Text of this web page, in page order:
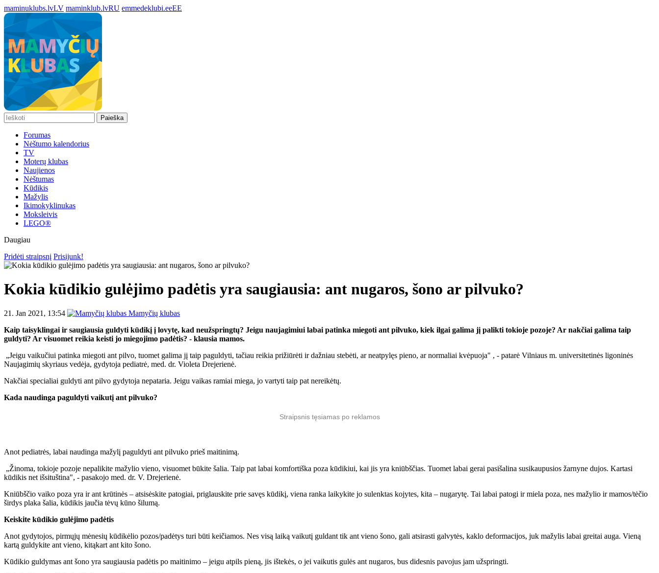
maminuklubs.lvLV maminklub.lvRU emmedeklubi.eeEE
Paieška
Forumas
Nėštumo kalendorius
TV
Moterų klubas
Naujienos
Nėštumas
Kūdikis
Mažylis
Ikimokyklinukas
Moksleivis
LEGO®
Daugiau
Pridėti straipsnį Prisijunk!
Kokia kūdikio gulėjimo padėtis yra saugiausia: ant nugaros, šono ar pilvuko?
21. Jan 2021, 13:54
Mamyčių klubas
Kaip taisyklingai ir saugiausia guldyti kūdikį į lovytę, kad neužspringtų? Jeigu naujagimiui labai patinka miegoti ant pilvuko, kiek ilgai galima jį palikti tokioje pozoje? Ar nakčiai galima taip
guldyti? Ar visuomet reikia keisti jo miegojimo padėtis? - klausia mamos.
„Jeigu vaikučiui patinka miegoti ant pilvo, tuomet galima jį taip paguldyti, tačiau reikia prižiūrėti ir dažniau stebėti, ar neatpylęs pieno, ar normaliai kvėpuoja" , - patarė Vilniaus m. universitetinės ligoninės
Naujagimių skyriaus vedėja, gydytoja pediatrė, med. dr. Violeta Drejerienė.
Nakčiai specialiai guldyti ant pilvo gydytoja nepataria. Jeigu vaikas ramiai miega, jo vartyti taip pat nereikėtų.
Kada naudinga paguldyti vaikutį ant pilvuko?
Straipsnis tęsiamas po reklamos
Anot pediatrės, labai naudinga mažylį paguldyti ant pilvuko prieš maitinimą.
„Žinoma, tokioje pozoje nepalikite mažylio vieno, visuomet būkite šalia. Taip pat labai komfortiška poza kūdikiui, kai jis yra kniūbščias. Tuomet labai gerai pasišalina susikaupusios žarnyne dujos. Kartasi
kūdikis net išsituština", - pasakojo med. dr. V. Drejerienė.
Kniūbščio vaiko poza yra ir ant krūtinės – atsisėskite patogiai, priglauskite prie savęs kūdikį, viena ranka laikykite jo sulenktas kojytes, kita – nugarytę. Tai labai patogi ir miela poza, nes mažylio ir mamos/tėčio
širdys plaka šalia, kūdikis jaučia tėvų kūno šilumą.
Keiskite kūdikio gulėjimo padėtis
Anot gydytojos, pirmųjų mėnesių kūdikėlio pozos/padėtys turi būti keičiamos. Nes visą laiką vaikutį guldant tik ant vieno šono, gali atsirasti galvytės, kaklo deformacijos, juk mažylis labai greitai auga. Vieną
kartą guldykite ant vieno, kitąkart ant kito šono.
Kūdikio guldymas ant šono yra saugiausia padėtis po maitinimo – jeigu atpils pieną, jis ištekės, o jei vaikutis gulės ant nugaros, bus didesnis pavojus jam užspringti.